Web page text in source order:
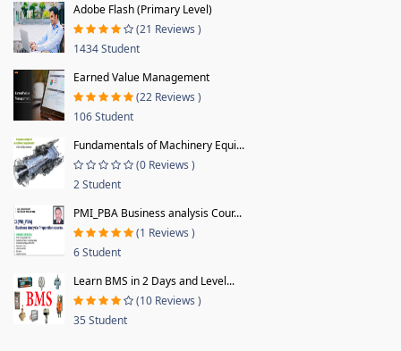
Adobe Flash (Primary Level)
(21 Reviews )
1434 Student
Earned Value Management
(22 Reviews )
106 Student
Fundamentals of Machinery Equi...
(0 Reviews )
2 Student
PMI_PBA Business analysis Cour...
(1 Reviews )
6 Student
Learn BMS in 2 Days and Level...
(10 Reviews )
35 Student